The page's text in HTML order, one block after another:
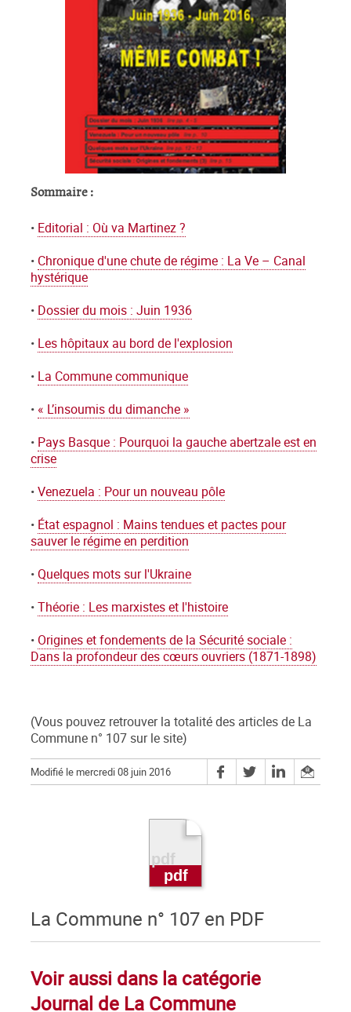
Sommaire :
• Editorial : Où va Martinez ?
• Chronique d'une chute de régime : La Ve – Canal
hystérique
• Dossier du mois : Juin 1936
• Les hôpitaux au bord de l'explosion
• La Commune communique
• « L’insoumis du dimanche »
• Pays Basque : Pourquoi la gauche abertzale est en
crise
•Venezuela : Pour un nouveau pôle
• État espagnol : Mains tendues et pactes pour
sauver le régime en perdition
•Quelques mots sur l'Ukraine
•Théorie : Les marxistes et l'histoire
• Origines et fondements de la Sécurité sociale :
Dans la profondeur des cœurs ouvriers (1871-1898)
(Vous pouvez retrouver la totalité des articles de La
Commune n° 107 sur le site)
Modifié le mercredi 08 juin 2016
La Commune n° 107 en PDF
Voir aussi dans la catégorie
Journal de La Commune